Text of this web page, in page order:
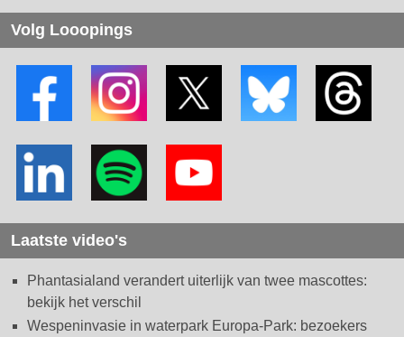
Volg Looopings
Laatste video's
Phantasialand verandert uiterlijk van twee mascottes:
bekijk het verschil
Wespeninvasie in waterpark Europa-Park: bezoekers